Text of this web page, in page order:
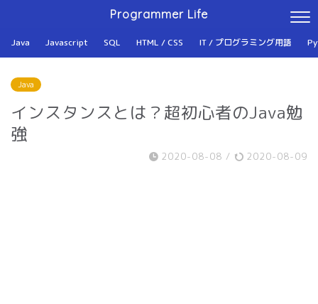
Programmer Life
Java Javascript SQL HTML / CSS IT / プログラミング用語
Java
インスタンスとは？超初心者のJava勉
強
2020-08-08 / 2020-08-09